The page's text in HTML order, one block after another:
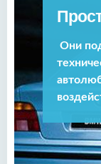
Они